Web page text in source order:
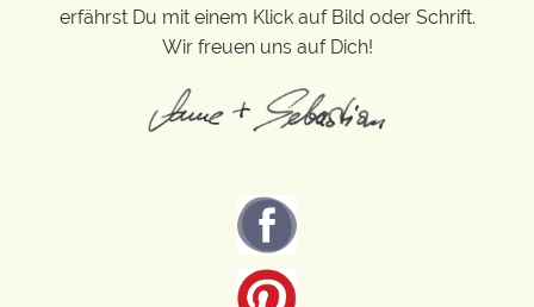
erfährst Du mit einem Klick auf Bild oder Schrift.
Wir freuen uns auf Dich!